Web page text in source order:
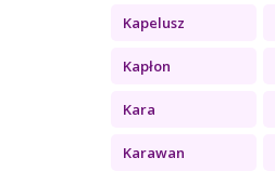
Kapelusz
Kapłon
Kara
Karawan